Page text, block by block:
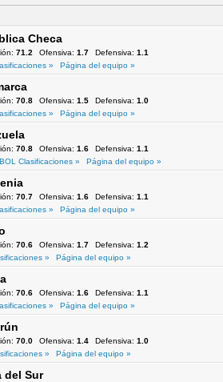
Checa
71.2 Ofensiva: 1.7 Defensiva: 1.1
»
Página del equipo »
70.8 Ofensiva: 1.5 Defensiva: 1.0
»
Página del equipo »
70.8 Ofensiva: 1.6 Defensiva: 1.1
Clasificaciones »
Página del equipo »
70.7 Ofensiva: 1.6 Defensiva: 1.1
»
Página del equipo »
70.6 Ofensiva: 1.7 Defensiva: 1.2
»
Página del equipo »
70.6 Ofensiva: 1.6 Defensiva: 1.1
»
Página del equipo »
70.0 Ofensiva: 1.4 Defensiva: 1.0
»
Página del equipo »
del Sur